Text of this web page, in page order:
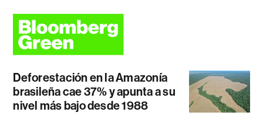
Deforestación en la Amazonía
brasileña cae 37% y apunta a su
nivel más bajo desde 1988